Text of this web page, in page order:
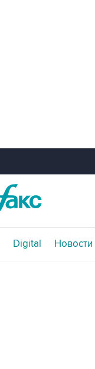
Digital Новости